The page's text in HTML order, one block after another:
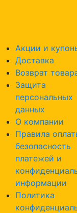
Акции и
Доставка
Возврат
Защита
персональных
данных
О компании
Правила
безопасность
платежей и
информации
Политика